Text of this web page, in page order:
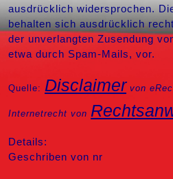
ausdrücklich widersprochen.
behalten sich ausdrücklich
der unverlangten Zusendung
etwa durch Spam-Mails, vor.
Quelle: Disclaimer von
Internetrecht von
Details:
Geschriben von nr